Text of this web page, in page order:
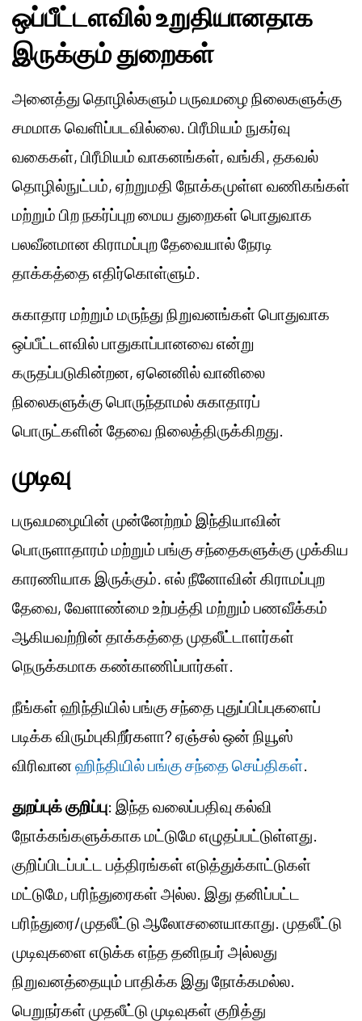
ஒப்பீட்டளவில் உறுதியானதாக
இருக்கும் துறைகள்
அனைத்து தொழில்களும் பருவமழை நிலைகளுக்கு
சமமாக வெளிப்படவில்லை. பிரீமியம் நுகர்வு
வகைகள், பிரீமியம் வாகனங்கள், வங்கி, தகவல்
தொழில்நுட்பம், ஏற்றுமதி நோக்கமுள்ள வணிகங்கள்
மற்றும் பிற நகர்ப்புற மைய துறைகள் பொதுவாக
பலவீனமான கிராமப்புற தேவையால் நேரடி
தாக்கத்தை எதிர்கொள்ளும்.
சுகாதார மற்றும் மருந்து நிறுவனங்கள் பொதுவாக
ஒப்பீட்டளவில் பாதுகாப்பானவை என்று
கருதப்படுகின்றன, ஏனெனில் வானிலை
நிலைகளுக்கு பொருந்தாமல் சுகாதாரப்
பொருட்களின் தேவை நிலைத்திருக்கிறது.
முடிவு
பருவமழையின் முன்னேற்றம் இந்தியாவின்
பொருளாதாரம் மற்றும் பங்கு சந்தைகளுக்கு முக்கிய
காரணியாக இருக்கும். எல் நீனோவின் கிராமப்புற
தேவை, வேளாண்மை உற்பத்தி மற்றும் பணவீக்கம்
ஆகியவற்றின் தாக்கத்தை முதலீட்டாளர்கள்
நெருக்கமாக கண்காணிப்பார்கள்.
நீங்கள் ஹிந்தியில் பங்கு சந்தை புதுப்பிப்புகளைப்
படிக்க விரும்புகிறீர்களா? ஏஞ்சல் ஒன் நியூஸ்
விரிவானஹிந்தியில் பங்கு சந்தை செய்திகள்.
துறப்புக் குறிப்பு: இந்த வலைப்பதிவு கல்வி
நோக்கங்களுக்காக மட்டுமே எழுதப்பட்டுள்ளது.
குறிப்பிடப்பட்ட பத்திரங்கள் எடுத்துக்காட்டுகள்
மட்டுமே, பரிந்துரைகள் அல்ல. இது தனிப்பட்ட
பரிந்துரை/முதலீட்டு ஆலோசனையாகாது. முதலீட்டு
முடிவுகளை எடுக்க எந்த தனிநபர் அல்லது
நிறுவனத்தையும் பாதிக்க இது நோக்கமல்ல.
பெறுநர்கள் முதலீட்டு முடிவுகள் குறித்து